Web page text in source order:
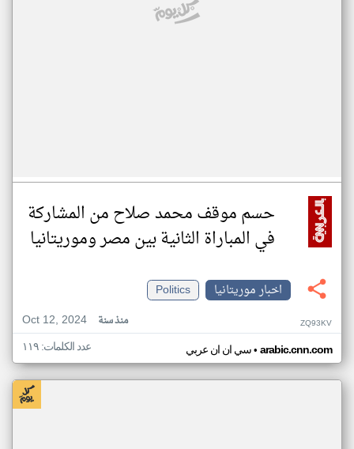
حسم موقف محمد صلاح من المشاركة
في المباراة الثانية بين مصر وموريتانيا
اخبار موريتانيا
Politics
Oct 12, 2024
منذ سنة ZQ93KV
سي ان ان عربي• arabic.cnn.com عدد الكلمات: ١١٩